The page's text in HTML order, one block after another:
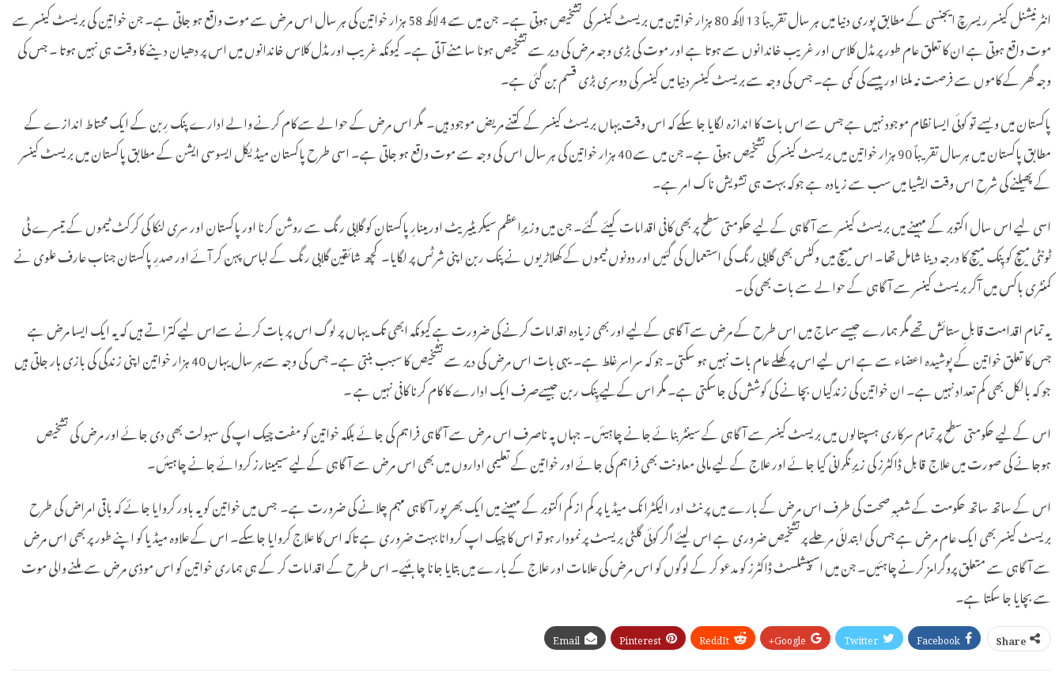
انٹرنیشنل کینسر ریسرچ ایجنسی کے مطابق پوری دنیا میں ہر سال تقریباً 13 لاکھ 80 ہزار خواتین میں بریسٹ کینسر کی تشخیص ہوتی ہے۔ جن میں سے 4 لاکھ 58 ہزار خواتین کی ہر سال اس مرض سے موت واقع ہو جاتی ہے۔ جن خواتین کی بریسٹ کینسر سے
موت واقع ہوتی ہے ان کا تعلق عام طور پر مڈل کلاس اور غریب خاندانوں سے ہوتا ہے اور موت کی بڑی وجہ مرض کی دیر سے تشخیص ہونا سامنے آتی ہے۔ کیونکہ غریب اور مڈل کلاس خاندانوں میں اس پر دھیان دینے کا وقت ہی نہیں ہوتا ۔ جس کی
وجہ گھر کے کاموں سے فرصت نہ ملنا اور پیسے کی کمی ہے۔ جس کی وجہ سے بریسٹ کینسر دنیا میں کینسر کی دوسری بڑی قسم بن گئی ہے۔
پاکستان میں ویسے تو کوئی ایسا نظام موجود نہیں ہے جس سے اس بات کا اندازہ لگایا جا سکے کہ اس وقت یہاں بریسٹ کینسر کے کتنے مریض موجود ہیں۔ مگر اس مرض کے حوالے سے کام کرنے والے ادارے پنک رِبن کے ایک محتاط اندازے کے
مطابق پاکستان میں ہرسال تقریباً 90 ہزار خواتین میں بریسٹ کینسر کی تشخیص ہوتی ہے۔ جن میں سے 40 ہزار خواتین کی ہر سال اس کی وجہ سے موت واقع ہو جاتی ہے۔ اسی طرح پاکستان میڈیکل ایسوسی ایشن کے مطابق پاکستان میں بریسٹ کینسر
کے پھیلنے کی شرح اس وقت ایشیا میں سب سے زیادہ ہے جوکہ بہت ہی تشویش ناک امر ہے۔
اسی لیے اس سال اکتوبر کے مہینے میں بریسٹ کینسر سے آگاہی کےلیے حکومتی سطح پر بھی کافی اقدامات کیئے گئے۔ جن میں وزیرِاعظم سیکریٹیریٹ اور مینارِپاکستان کو گلابی رنگ سے روشن کرنا اور پاکستان اور سری لنکا کی کرکٹ ٹیموں کے تیسرے ٹی
ٹونٹی میچ کو پِنک میچ کا درجہ دینا شامل تھا۔ اس میچ میں وکٹس بھی گلابی رنگ کی استعمال کی گئیں اور دونوں ٹیموں کے کھلاڑیوں نے پنک ربن اپنی شرٹس پر لگایا۔ کچھ شائقین گلابی رنگ کے لباس پہن کر آئے اور صدرِ پاکستان جناب عارف علوی نے
کمنٹری باکس میں آکر بریسٹ کینسر سے آگاہی کے حوالے سے بات بھی کی۔
یہ تمام اقدامت قابلِ ستائش تھے مگر ہمارے جیسے سماج میں اس طرح کے مرض سے آگاہی کےلیے اور بھی زیادہ اقدامات کرنے کی ضرورت ہے کیونکہ ابھی تک یہاں پر لوگ اس پر بات کرنے سےاس لیے کتراتے ہیں کہ یہ ایک ایسا مرض ہے
جس کا تعلق خواتین کے پوشیدہ اعضاء سے ہے اس لیے اس پر کھلے عام بات نہیں ہو سکتی۔ جو کہ سراسر غلط ہے۔ یہی بات اس مرض کی دیر سے تشخیص کا سبب بنتی ہے۔ جس کی وجہ سےہر سال یہاں 40 ہزار خواتین اپنی زندگی کی بازی ہار جاتی ہیں
جو کہ بالکل بھی کم تعداد نہیں ہے۔ ان خواتین کی زندگیاں بچانے کی کوشش کی جاسکتی ہے۔ مگر اس کےلیے پِنک ربن جیسےصرف ایک ادارے کا کام کرنا کافی نہیں ہے ۔
اس کےلیے حکومتی سطح پر تمام سرکاری ہسپتالوں میں بریسٹ کینسر سے آگاہی کے سینٹر بنائے جانے چاہِیئں۔ جہاں پہ ناصرف اس مرض سے آگاہی فراہم کی جائے بلکہ خواتین کو مفت چیک اپ کی سہولت بھی دی جائے اور مرض کی تشخیص
ہوجانے کی صورت میں علاج قابل ڈاکٹرز کی زیرِنگرانی کیا جائے اور علاج کےلیے مالی معاونت بھی فراہم کی جائے اور خواتین کے تعلیمی اداروں میں بھی اس مرض سے آگاہی کےلیے سیمینارز کروائے جانے چاہیئں۔
اس کے ساتھ ساتھ حکومت کے شعبہِ صحت کی طرف اس مرض کے بارے میں پرنٹ اور الیکٹرانک میڈیا پر کم از کم اکتوبر کے مہینے میں ایک بھرپور آگاہی مہم چلانے کی ضرورت ہے۔ جس میں خواتین کو یہ باور کروایا جائے کہ باقی امراض کی طرح
بریسٹ کینسر بھی ایک عام مرض ہے جس کی ابتدائی مرحلے پر تشخیص ضروری ہے اس لیئے اگر کوئی گلٹی بریسٹ پر نمودار ہو تو اس کا چیک اپ کروانا بہت ضروری ہے تاکہ اس کا علاج کروایا جاسکے۔ اس کے علاوہ میڈیا کو اپنے طور پر بھی اس مرض
سے آگاہی سے متعلق پروگرامز کرنے چاہئیں۔ جن میں اسپیشلسٹ ڈاکٹرز کو مدعو کر کے لوگوں کو اس مرض کی علامات اور علاج کے بارے میں بتایا جانا چاہئیے۔ اس طرح کے اقدامات کر کے ہی ہماری خواتین کو اس موذی مرض سے ملنے والی موت
سے بچایا جا سکتا ہے۔
Share
Facebook
Twitter
Google+
ReddIt
Pinterest
Email